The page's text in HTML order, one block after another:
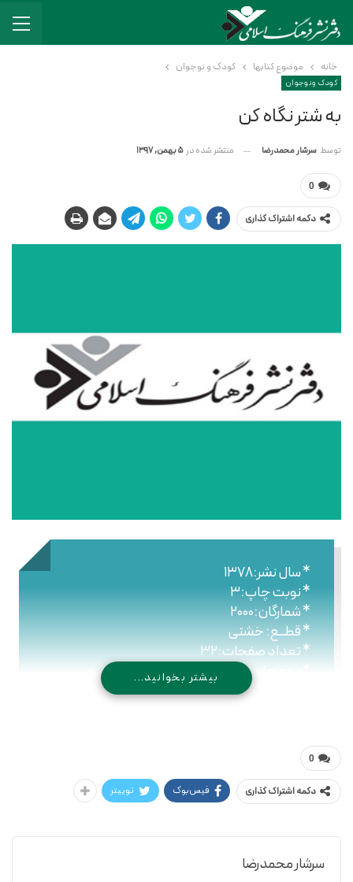
خانه موضوع کتابها کودک و نوجوان
کودک و نوجوان
به شتر نگاه کن
توسط سرشار محمدرضا منتشر شده در 5 بهمن, 1397
0
دکمه اشتراک گذاری
* سال نشر:۱۳۷۸
* نوبت چاپ:۳
* شمارگان:۲۰۰۰
* قطــع: خشتی
* تعداد صفحات:۳۲
* نـوع جلـد: شومیزبیشتر بخوانید...
0
دکمه اشتراک گذاری فیس‌بوک توییتر
سرشار محمدرضا